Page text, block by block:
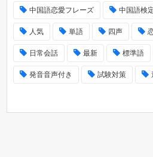
中国語恋愛フレーズ 中国語検
人気 単語 四声
日常会話 最新 標準語
発音音声付き 試験対策